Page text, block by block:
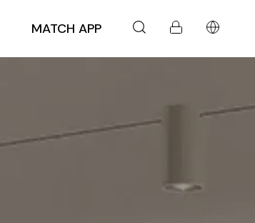
MATCH APP